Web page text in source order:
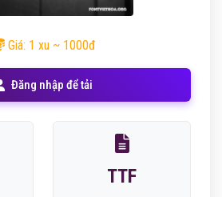
Giá: 1 xu ~ 1000đ
Đăng nhập để tải
TTF